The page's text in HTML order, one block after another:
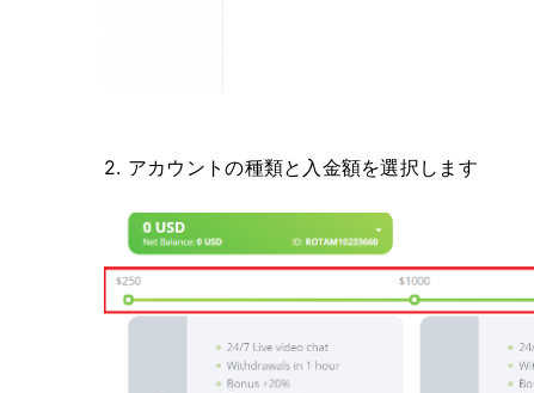
2. アカウントの種類と入金額を選択します